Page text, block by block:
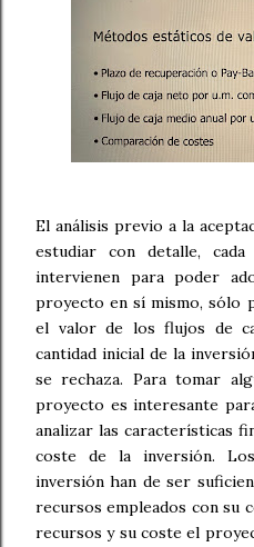
El análisis previo a la
estudiar con detalle,
intervienen para poder
proyecto en sí mismo, sólo
el valor de los flujos de
cantidad inicial de la
se rechaza. Para tomar
proyecto es interesante
analizar las características
coste de la inversión.
inversión han de ser
recursos empleados con su
recursos y su coste el